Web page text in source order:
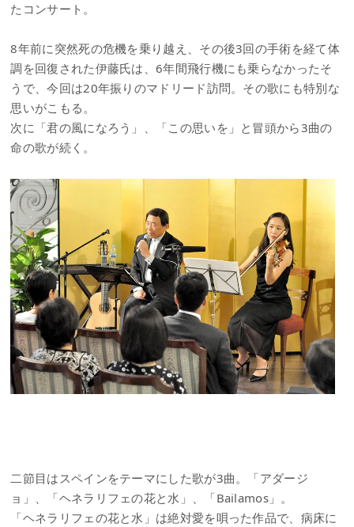
たコンサート。
8年前に突然死の危機を乗り越え、その後3回の手術を経て体
調を回復された伊藤氏は、6年間飛行機にも乗らなかったそ
うで、今回は20年振りのマドリード訪問。その歌にも特別な
思いがこもる。
次に「君の風になろう」、「この思いを」と冒頭から3曲の
命の歌が続く。
二節目はスペインをテーマにした歌が3曲。「アダージ
ョ」、「ヘネラリフェの花と水」、「Bailamos」。
「ヘネラリフェの花と水」は絶対愛を唄った作品で、病床に